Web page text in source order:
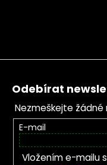
Zápatí
Odebírat
Nezmeškejte žádné
E-mail
Vložením e-mailu